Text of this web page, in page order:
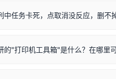
G3820、G3821、G3860等属
面板上是否有类似无线/WiFi的图标
带有网口/WiFi，请直接将其配置
系统位数与架
观、快速地查
中任务卡死，点取消没反应，删不
的"打印机工具箱"是什么？在哪里